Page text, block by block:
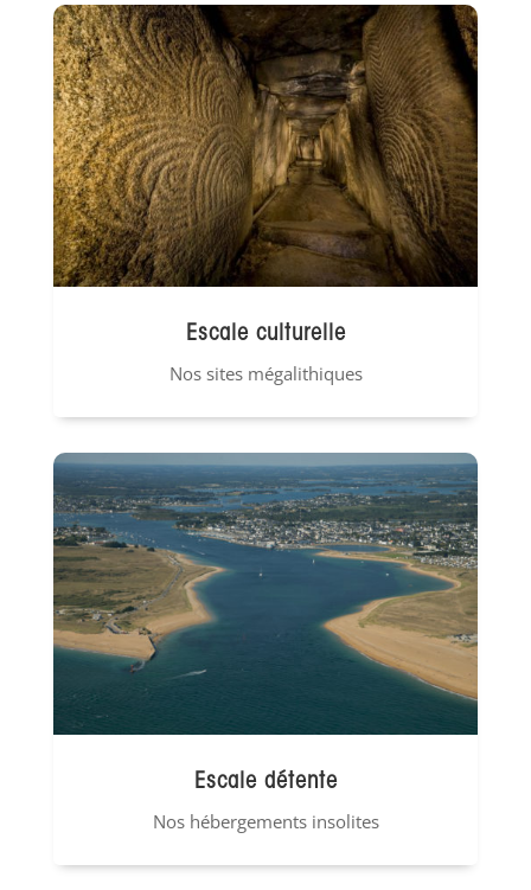
Escale culturelle
Nos sites mégalithiques
Escale détente
Nos hébergements insolites